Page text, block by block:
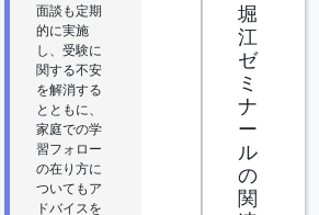
面談も定期
的に実施
し、受験に
関する不安
を解消する
とともに、
家庭での学
習フォロー
の在り方に
ついてもア
ドバイスを
堀
江
ゼ
ミ
ナ
ー
ル
の
関